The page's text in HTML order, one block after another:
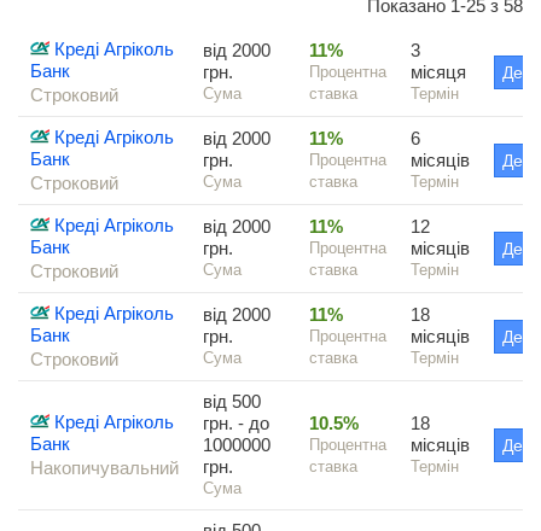
Показано 1-25 з 58
Креді Агріколь
Банк
Строковий
від 2000
грн.
Сума
11%
Процентна
ставка
3
місяця
Термін
Креді Агріколь
Банк
Строковий
від 2000
грн.
Сума
11%
Процентна
ставка
6
місяців
Термін
Креді Агріколь
Банк
Строковий
від 2000
грн.
Сума
11%
Процентна
ставка
12
місяців
Термін
Креді Агріколь
Банк
Строковий
від 2000
грн.
Сума
11%
Процентна
ставка
18
місяців
Термін
Креді Агріколь
Банк
Накопичувальний
від 500
грн. - до
1000000
грн.
Сума
10.5%
Процентна
ставка
18
місяців
Термін